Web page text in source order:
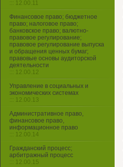
::: 12.00.11
Финансовое право; бюджетное
право; налоговое право;
банковское право; валютно-
правовое регулирование;
правовое регулирование выпуска
и обращения ценных бумаг;
правовые основы аудиторской
деятельности
::: 12.00.12
Управление в социальных и
экономических системах
::: 12.00.13
Административное право,
финансовое право,
информационное право
::: 12.00.14
Гражданский процесс;
арбитражный процесс
::: 12.00.15